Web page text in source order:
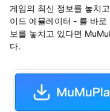
게임의 최신 정보를 놓치
이드 에뮬레이터 - 를 바로
보를 놓치고 있다면
다.